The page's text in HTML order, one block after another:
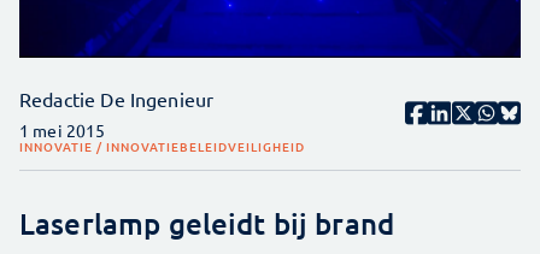
Redactie De Ingenieur
1 mei 2015
INNOVATIE / INNOVATIEBELEIDVEILIGHEID
Laserlamp geleidt bij brand